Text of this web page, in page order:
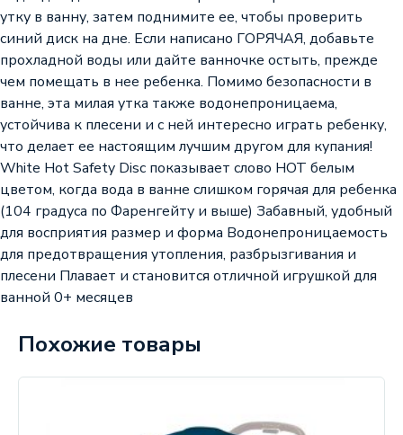
утку в ванну, затем поднимите ее, чтобы проверить
синий диск на дне. Если написано ГОРЯЧАЯ, добавьте
прохладной воды или дайте ванночке остыть, прежде
чем помещать в нее ребенка. Помимо безопасности в
ванне, эта милая утка также водонепроницаема,
устойчива к плесени и с ней интересно играть ребенку,
что делает ее настоящим лучшим другом для купания!
White Hot Safety Disc показывает слово HOT белым
цветом, когда вода в ванне слишком горячая для ребенка
(104 градуса по Фаренгейту и выше) Забавный, удобный
для восприятия размер и форма Водонепроницаемость
для предотвращения утопления, разбрызгивания и
плесени Плавает и становится отличной игрушкой для
ванной 0+ месяцев
Похожие товары